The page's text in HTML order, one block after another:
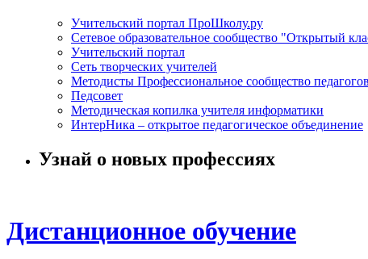
Учительский портал ПроШколу.ру
Сетевое образовательное сообщество "Открытый
Учительский портал
Сеть творческих учителей
Методисты Профессиональное сообщество педагогов
Педсовет
Методическая копилка учителя информатики
ИнтерНика – открытое педагогическое объединение
Узнай о новых профессиях
Дистанционное обучение